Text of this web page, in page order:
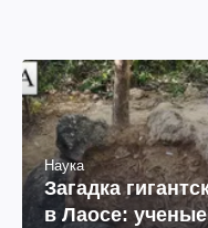
Наука
Загадка
в Лаосе: